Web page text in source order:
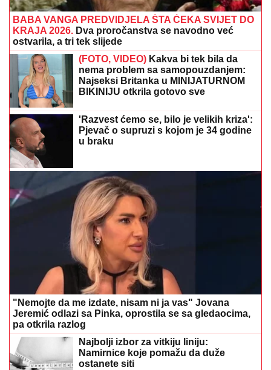
BABA VANGA PREDVIDJELA ŠTA ČEKA SVIJET DO
KRAJA 2026. Dva proročanstva se navodno već
ostvarila, a tri tek slijede
(FOTO, VIDEO) Kakva bi tek bila da
nema problem sa samopouzdanjem:
Najseksi Britanka u MINIJATURNOM
BIKINIJU otkrila gotovo sve
'Razvest ćemo se, bilo je velikih kriza':
Pjevač o supruzi s kojom je 34 godine
u braku
"Nemojte da me izdate, nisam ni ja vas" Jovana
Jeremić odlazi sa Pinka, oprostila se sa gledaocima,
pa otkrila razlog
Najbolji izbor za vitkiju liniju:
Namirnice koje pomažu da duže
ostanete siti